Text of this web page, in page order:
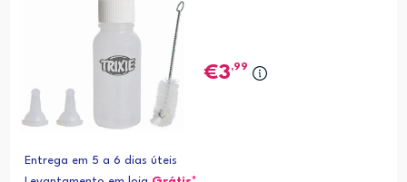
3,99
Entrega em 5 a 6 dias úteis